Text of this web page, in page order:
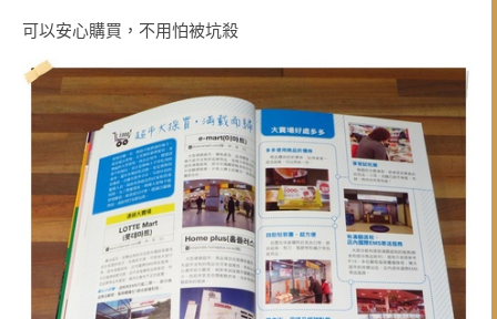
可以安心購買，不用怕被坑殺